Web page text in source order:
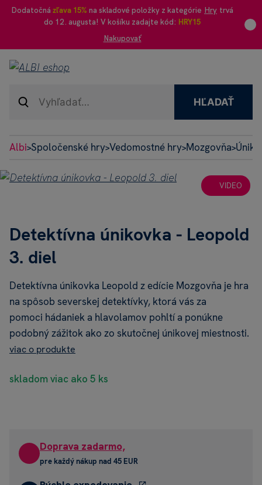
Dodatočná zľava 15% na skladové položky z kategórie Hry trvá
do 12. augusta! V košíku zadajte kód: HRY15
Nakupovať
HĽADAŤ
Albi>Spoločenské hry>Vedomostné hry>Mozgovňa>
VIDEO
Detektívna únikovka - Leopold
3. diel
Detektívna únikovka Leopold z edície Mozgovňa je hra
na spôsob severskej detektívky, ktorá vás za
pomoci hádaniek a hlavolamov pohltí a ponúkne
podobný zážitok ako zo skutočnej únikovej miestnosti.
viac o produkte
skladom viac ako 5 ks
Doprava zadarmo,
pre každý nákup nad 45 EUR